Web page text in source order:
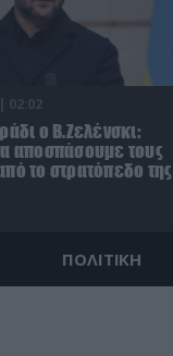
02:02
ο Β.Ζελένσκι:
αποσπάσουμε τους
το στρατόπεδο της
ΠΟΛΙΤΙΚΗ